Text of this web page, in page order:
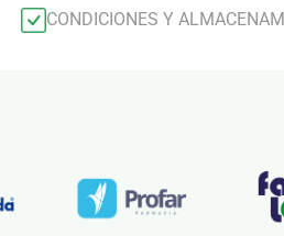
CONDICIONES Y